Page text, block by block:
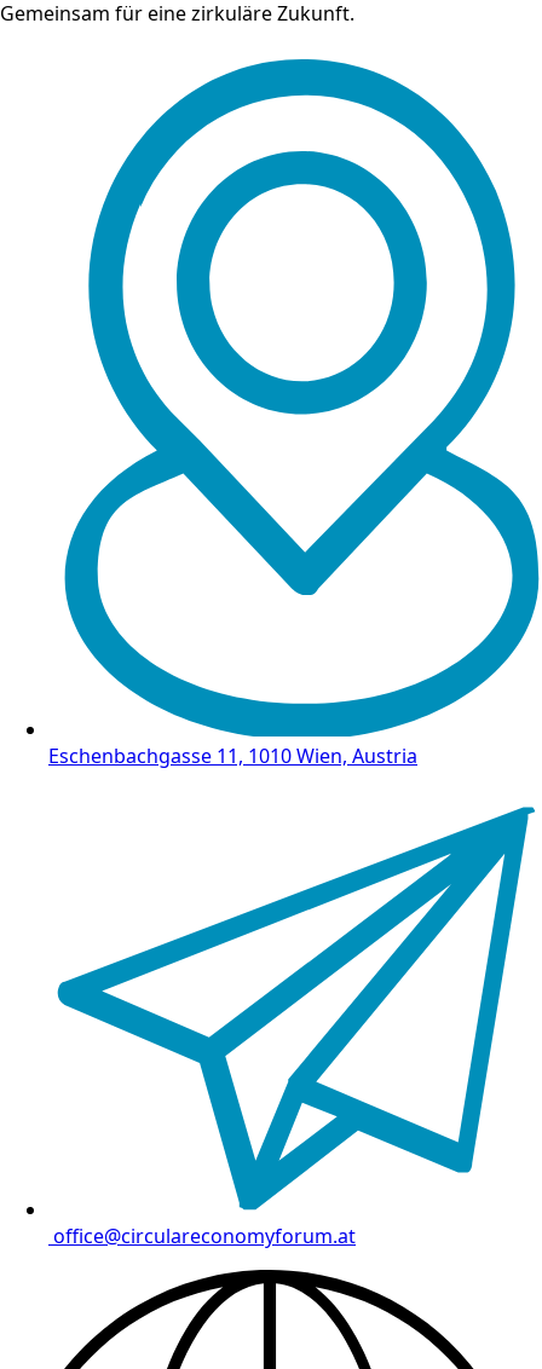
Gemeinsam für eine zirkuläre Zukunft.
Eschenbachgasse 11, 1010 Wien, Austria
office@circulareconomyforum.at